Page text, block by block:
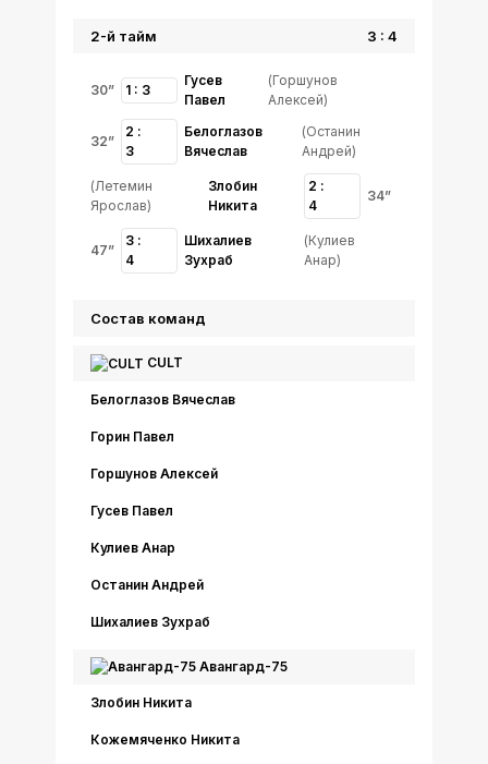
30” 1 : 3
Гусев
Павел
(Горшунов
Алексей)
32”
2 :
3
Белоглазов
Вячеслав
(Останин
Андрей)
34”
2 :
4
Злобин
Никита
(Летемин
Ярослав)
47”
3 :
4
Шихалиев
Зухраб
(Кулиев
Анар)
2-й тайм 3 : 4
Состав команд
CULT
Белоглазов Вячеслав
Горин Павел
Горшунов Алексей
Гусев Павел
Кулиев Анар
Останин Андрей
Шихалиев Зухраб
Авангард-75
Злобин Никита
Кожемяченко Никита